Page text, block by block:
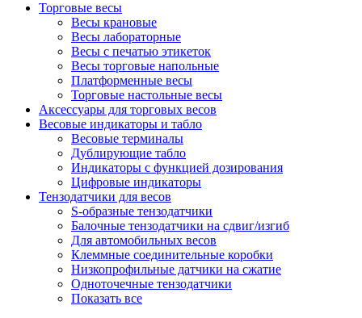
Торговые весы
Весы крановые
Весы лабораторные
Весы с печатью этикеток
Весы торговые напольные
Платформенные весы
Торговые настольные весы
Аксессуары для торговых весов
Весовые индикаторы и табло
Весовые терминалы
Дублирующие табло
Индикаторы с функцией дозирования
Цифровые индикаторы
Тензодатчики для весов
S-образные тензодатчики
Балочные тензодатчики на сдвиг/изгиб
Для автомобильных весов
Клеммные соединительные коробки
Низкопрофильные датчики на сжатие
Одноточечные тензодатчики
Показать все